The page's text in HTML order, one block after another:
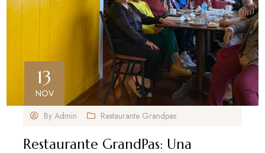
13
NOV
ByAdmin Restaurante Grandpas
Restaurante GrandPas: Una